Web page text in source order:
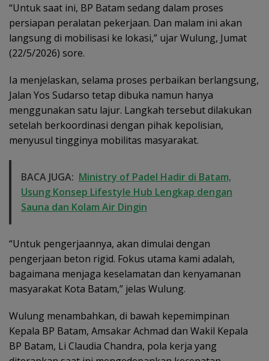
“Untuk saat ini, BP Batam sedang dalam proses
persiapan peralatan pekerjaan. Dan malam ini akan
langsung di mobilisasi ke lokasi,” ujar Wulung, Jumat
(22/5/2026) sore.
Ia menjelaskan, selama proses perbaikan berlangsung,
Jalan Yos Sudarso tetap dibuka namun hanya
menggunakan satu lajur. Langkah tersebut dilakukan
setelah berkoordinasi dengan pihak kepolisian,
menyusul tingginya mobilitas masyarakat.
BACA JUGA: Ministry of Padel Hadir di Batam,
Usung Konsep Lifestyle Hub Lengkap dengan
Sauna dan Kolam Air Dingin
“Untuk pengerjaannya, akan dimulai dengan
pengerjaan beton rigid. Fokus utama kami adalah,
bagaimana menjaga keselamatan dan kenyamanan
masyarakat Kota Batam,” jelas Wulung.
Wulung menambahkan, di bawah kepemimpinan
Kepala BP Batam, Amsakar Achmad dan Wakil Kepala
BP Batam, Li Claudia Chandra, pola kerja yang